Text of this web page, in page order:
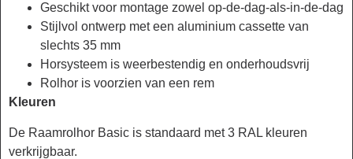
Geschikt voor montage zowel op-de-dag-als-in-de-dag
Stijlvol ontwerp met een aluminium cassette van
slechts 35 mm
Horsysteem is weerbestendig en onderhoudsvrij
Rolhor is voorzien van een rem
Kleuren
De Raamrolhor Basic is standaard met 3 RAL kleuren
verkrijgbaar.